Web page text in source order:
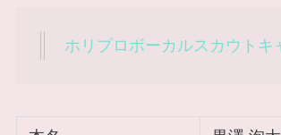
ホリプロボーカルスカウトキ